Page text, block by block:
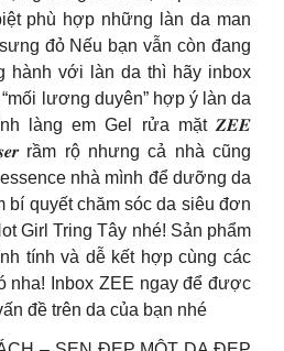
phù hợp những làn da man
đỏ Nếu bạn vẫn còn đang
hành với làn da thì hãy inbox
lương duyên” hợp ý làn da
làng em Gel rửa mặt 𝒁𝑬𝑬
rầm rộ nhưng cả nhà cũng
nhà mình để dưỡng da
bí quyết chăm sóc da siêu đơn
Girl Tring Tây nhé! Sản phẩm
tính và dễ kết hợp cùng các
nha! Inbox ZEE ngay để được
đề trên da của bạn nhé